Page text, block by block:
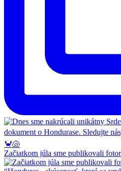
Začiatkom júla sme publikovali